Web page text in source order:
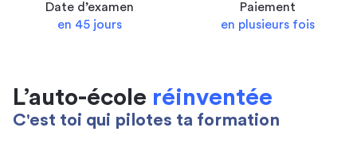
Date d’examen
en 45 jours
Paiement
en plusieurs fois
L’auto-école réinventée
C'est toi qui pilotes ta formation